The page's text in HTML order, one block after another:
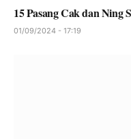
15 Pasang Cak dan Ning
01/09/2024 - 17:19